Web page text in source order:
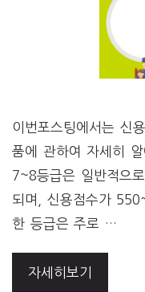
이번포스팅에서는 신
품에 관하여 자세히
7~8등급은 일반적으
되며, 신용점수가
한 등급은 주로 …
자세히보기